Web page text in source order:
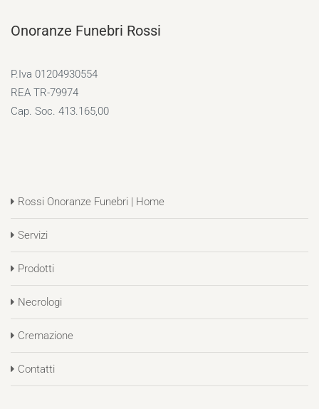
Onoranze Funebri Rossi
P.Iva 01204930554
REA TR-79974
Cap. Soc. 413.165,00
Rossi Onoranze Funebri | Home
Servizi
Prodotti
Necrologi
Cremazione
Contatti